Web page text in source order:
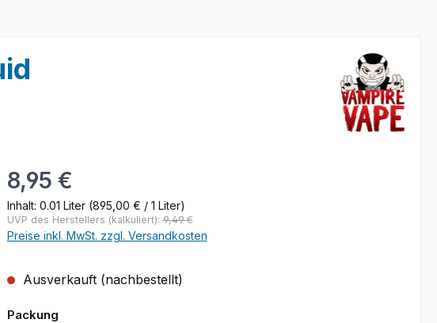
Regulärer Preis:
8,95 €
Inhalt: 0.01 Liter (895,00 € / 1 Liter)
UVP des Herstellers (kalkuliert):9,49 €
Preise inkl. MwSt. zzgl. Versandkosten
Ausverkauft (nachbestellt)
Packungauswählen